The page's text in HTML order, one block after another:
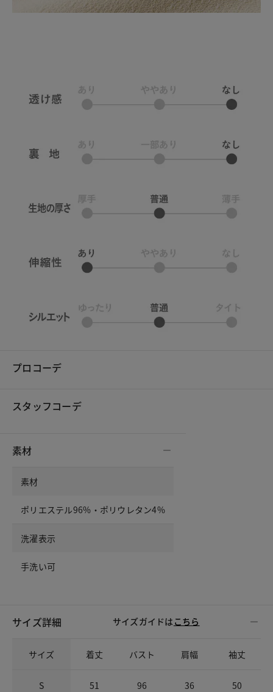
プロコーデ
スタッフコーデ
素材
素材
ポリエステル96%・ポリウレタン4%
洗濯表示
手洗い可
サイズ詳細 サイズガイドは こちら
サイズ 着丈 バスト 肩幅 袖丈
S 51 96 36 50